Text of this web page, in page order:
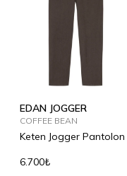
EDAN JOGGER
COFFEE BEAN
Keten Jogger Pantolon
6.700₺